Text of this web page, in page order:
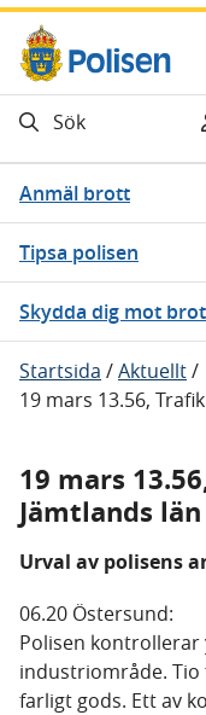
Gå direkt till innehåll
Sök
Anmäl brott
Tipsa polisen
Skydda dig mot
Startsida /Aktuellt/
19 mars 13.56,
19 mars
Jämtlands län
Urval av polisens
06.20 Östersund:
Polisen kontrollerar
industriområde.
farligt gods. Ett av